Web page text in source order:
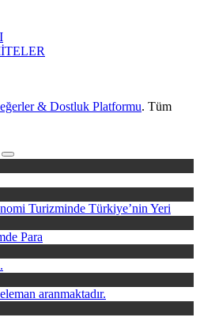
& Dostluk Platformu. Tüm
Turizminde Türkiye’nin Yeri
Para
aranmaktadır.